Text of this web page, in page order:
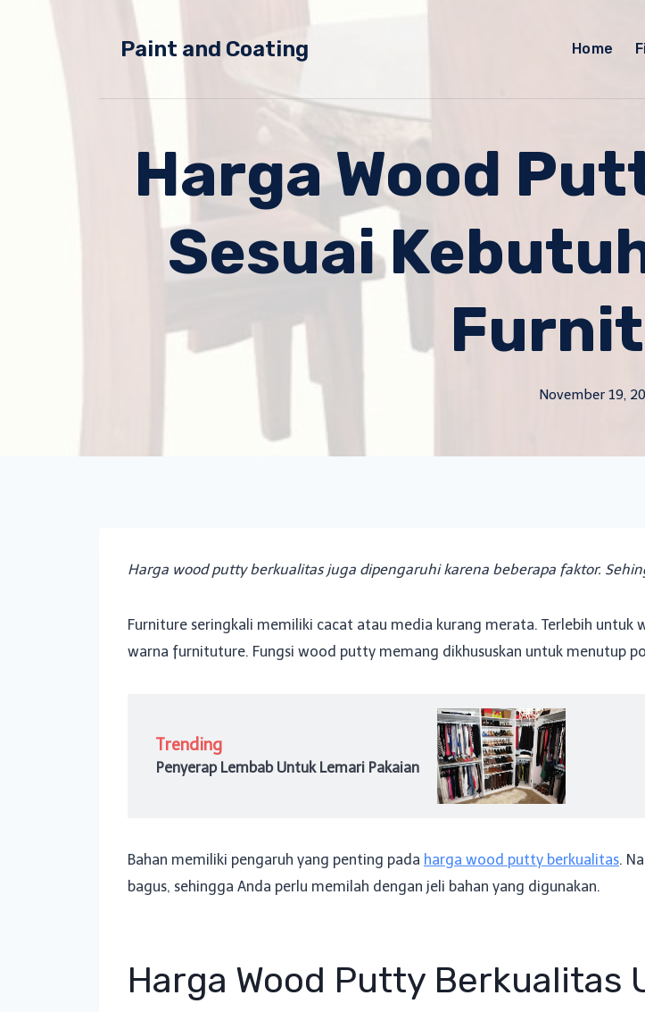
Paint and Coating Home
Harga Wood
Sesuai
November 19,
Harga wood putty berkualitas juga dipengaruhi karena beberapa faktor.
Furniture seringkali memiliki cacat atau media kurang merata. Terlebih untuk
warna furnituture. Fungsi wood putty memang dikhususkan untuk menutup
Trending
Penyerap Lembab Untuk Lemari Pakaian
Bahan memiliki pengaruh yang penting pada harga wood putty berkualitas.
bagus, sehingga Anda perlu memilah dengan jeli bahan yang digunakan.
Harga Wood Putty Berkualitas